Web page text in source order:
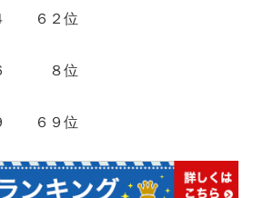
６２位
６ ８位
６９位